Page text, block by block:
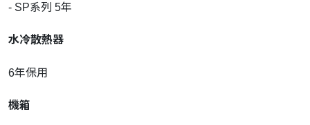
- SP系列 5年
水冷散熱器
6年保用
機箱